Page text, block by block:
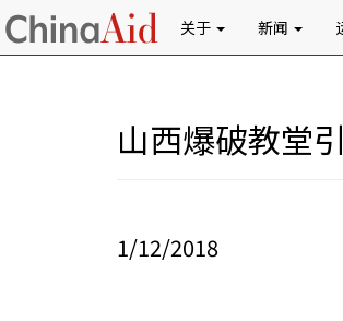
关于 新闻
山西爆破教堂
1/12/2018